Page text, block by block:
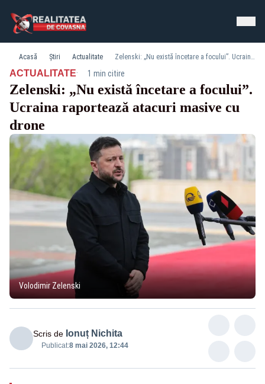
Acasă Știri Actualitate Zelenski: „Nu există încetare a focului”. Ucraina raportează atacuri masive cu drone
ACTUALITATE· 1 min citire
Zelenski: „Nu există încetare a focului”.
Ucraina raportează atacuri masive cu
drone
Volodimir Zelenski
Scris de Ionuț Nichita
Publicat:8 mai 2026, 12:44